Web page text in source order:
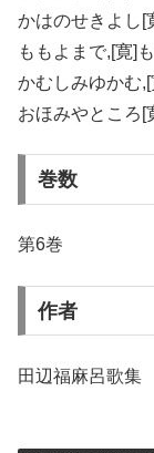
かはのせきよし[
ももよまで,[寛]
かむしみゆかむ
おほみやところ[
巻数
第6巻
作者
田辺福麻呂歌集